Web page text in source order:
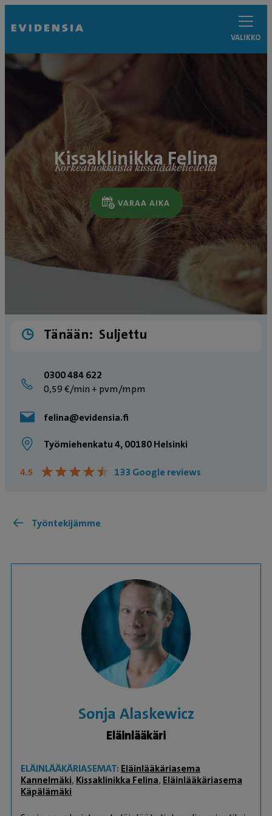
VALIKKO
Kissaklinikka Felina
Korkealuokkaista kissalääketiedettä
VARAA AIKA
Tänään: Suljettu
0300 484 622
0,59 €/min + pvm/mpm
felina@evidensia.fi
Työmiehenkatu 4, 00180 Helsinki
4.5 ★★★★★
★★★★★ 133 Google reviews
Työntekijämme
Sonja Alaskewicz
Eläinlääkäri
ELÄINLÄÄKÄRIASEMAT: Eläinlääkäriasema
Kannelmäki,Kissaklinikka Felina,Eläinlääkäriasema
Käpälämäki